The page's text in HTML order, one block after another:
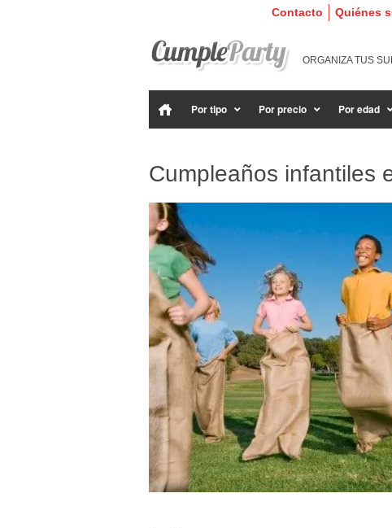
Quiénes
Contacto
ORGANIZA TUS
Por tipo Por precio Por edad
Cumpleaños infantiles